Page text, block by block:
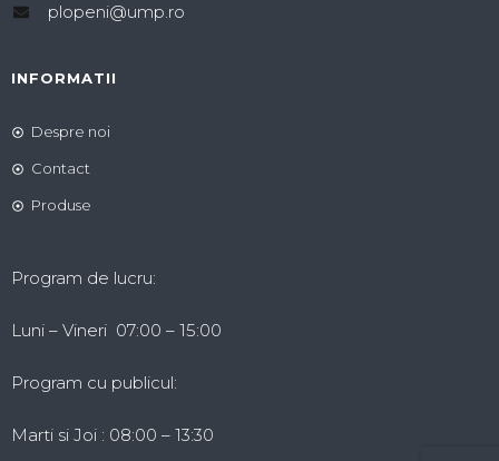
plopeni@ump.ro
INFORMATII
Despre noi
Contact
Produse
Program de lucru:
Luni – Vineri 07:00 – 15:00
Program cu publicul:
Marti si Joi : 08:00 – 13:30